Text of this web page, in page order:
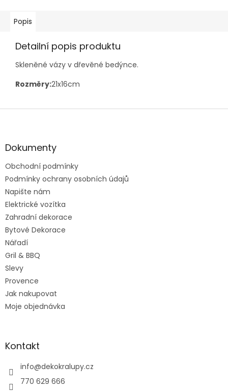
Popis
Detailní popis produktu
Skleněné vázy v dřevěné bedýnce.
Rozměry:21x16cm
Z
aDokumenty
Obchodní podmínky
Podmínky ochrany osobních údajů
Napište nám
Elektrické vozítka
Zahradní dekorace
Bytové Dekorace
Nářadí
Gril & BBQ
Slevy
Provence
Jak nakupovat
Moje objednávka
Kontakt
info@dekokralupy.cz
770 629 666